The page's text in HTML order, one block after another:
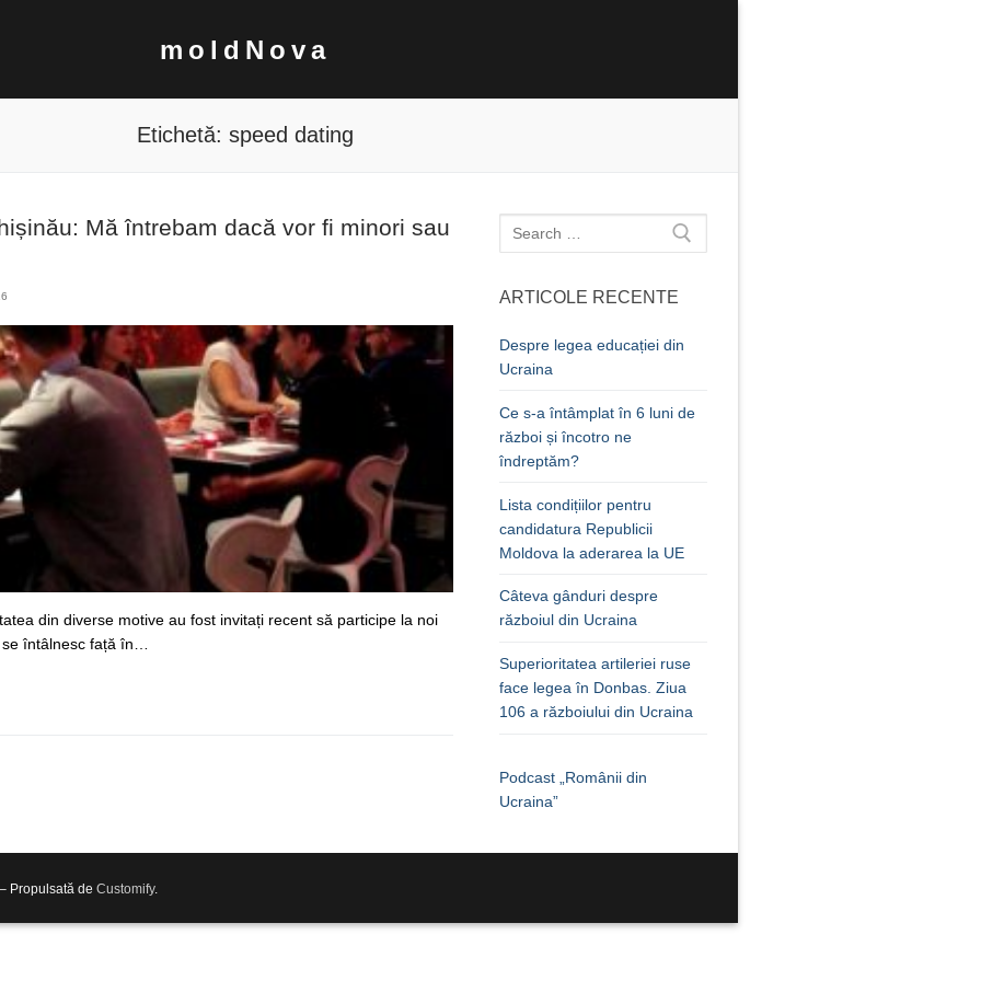
moldNova
Etichetă: speed dating
Mă întrebam dacă vor fi minori sau
din diverse motive au fost invitați recent să participe la noi
se întâlnesc față în…
Caută
după:
ARTICOLE RECENTE
Despre legea educației din
Ucraina
Ce s-a întâmplat în 6 luni de
război și încotro ne
îndreptăm?
Lista condițiilor pentru
candidatura Republicii
Moldova la aderarea la UE
Câteva gânduri despre
războiul din Ucraina
Superioritatea artileriei ruse
face legea în Donbas. Ziua
106 a războiului din Ucraina
Podcast „Românii din
Ucraina”
Propulsată de Customify.